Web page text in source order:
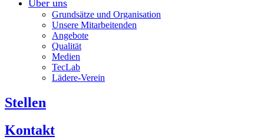
Über uns
Grundsätze und Organisation
Unsere Mitarbeitenden
Angebote
Qualität
Medien
TecLab
Lädere-Verein
Stellen
Kontakt